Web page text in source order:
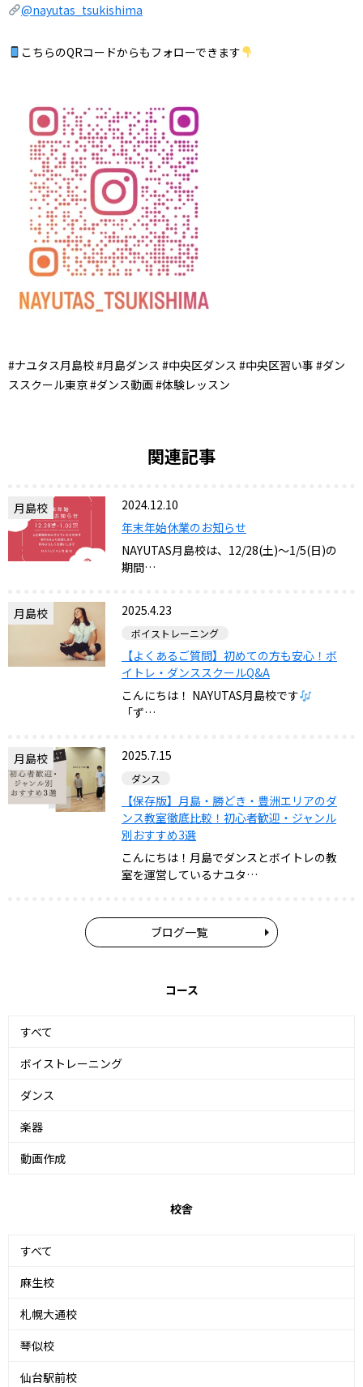
@nayutas_tsukishima
こちらのQRコードからもフォローできます
#ナユタス月島校 #月島ダンス #中央区ダンス #中央区習い事 #ダン
ススクール東京 #ダンス動画 #体験レッスン
関連記事
月島校
2024.12.10
年末年始休業のお知らせ
NAYUTAS月島校は、12/28(土)～1/5(日)の
期間…
月島校 2025.4.23
ボイストレーニング
【よくあるご質問】初めての方も安心！ボ
イトレ・ダンススクールQ&A
こんにちは！ NAYUTAS月島校です
「ず…
月島校 2025.7.15
ダンス
【保存版】月島・勝どき・豊洲エリアのダ
ンス教室徹底比較！初心者歓迎・ジャンル
別おすすめ3選
こんにちは！月島でダンスとボイトレの教
室を運営しているナユタ…
ブログ一覧
コース
すべて
ボイストレーニング
ダンス
楽器
動画作成
校舎
すべて
麻生校
札幌大通校
琴似校
仙台駅前校